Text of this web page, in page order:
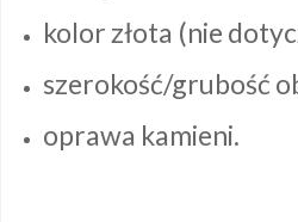
kolor złota (nie
szerokość/grubość
oprawa kamieni.